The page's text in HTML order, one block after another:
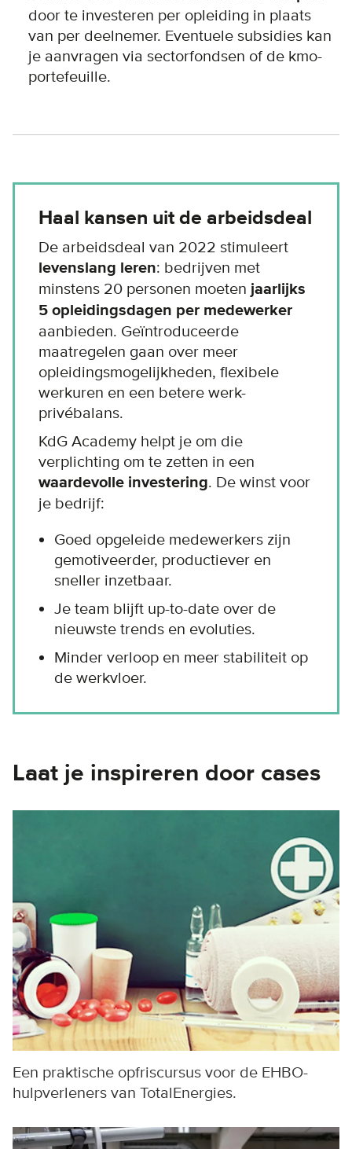
door te investeren per opleiding in plaats
van per deelnemer. Eventuele subsidies kan
je aanvragen via sectorfondsen of de kmo-
portefeuille.
Haal kansen uit de arbeidsdeal
De arbeidsdeal van 2022 stimuleert
levenslang leren: bedrijven met
minstens 20 personen moeten jaarlijks
5 opleidingsdagen per medewerker
aanbieden. Geïntroduceerde
maatregelen gaan over meer
opleidingsmogelijkheden, flexibele
werkuren en een betere werk-
privébalans.
KdG Academy helpt je om die
verplichting om te zetten in een
waardevolle investering. De winst voor
je bedrijf:
Goed opgeleide medewerkers zijn
gemotiveerder, productiever en
sneller inzetbaar.
Je team blijft up-to-date over de
nieuwste trends en evoluties.
Minder verloop en meer stabiliteit op
de werkvloer.
Laat je inspireren door cases
Een praktische opfriscursus voor de EHBO-
hulpverleners van TotalEnergies.